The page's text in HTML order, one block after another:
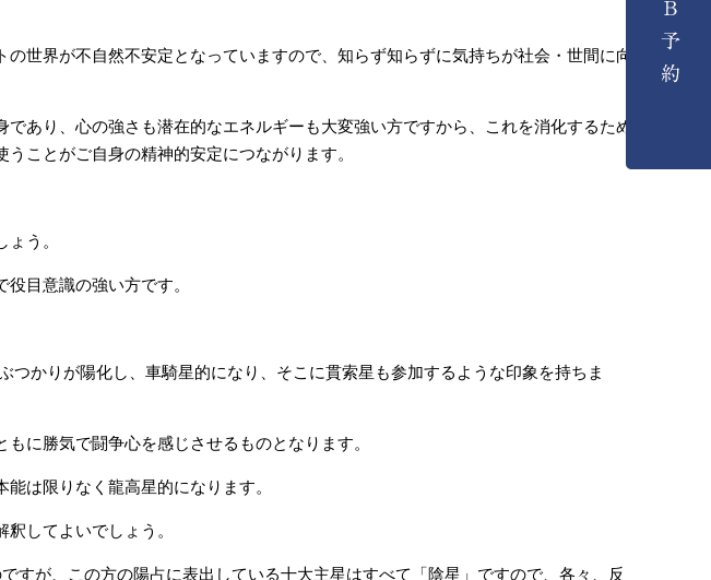
世界が不自然不安定となっていますので、知らず知らずに気持ちが社会・世間に向
あり、心の強さも潜在的なエネルギーも大変強い方ですから、これを消化するため
ことがご自身の精神的安定につながります。
う。
目意識の強い方です。
かりが陽化し、車騎星的になり、そこに貫索星も参加するような印象を持ちま
に勝気で闘争心を感じさせるものとなります。
は限りなく龍高星的になります。
してよいでしょう。
すが、この方の陽占に表出している十大主星はすべて「陰星」ですので、各々、反